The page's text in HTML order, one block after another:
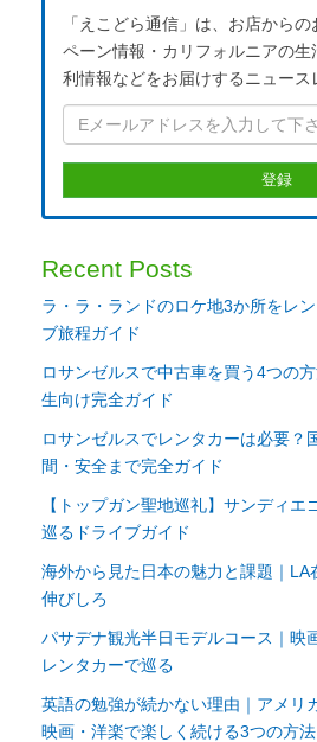
「えこどら通信」は、お店から
ペーン情報・カリフォルニアの
利情報などをお届けするニュース
Recent Posts
ラ・ラ・ランドのロケ地3か所をレ
ブ旅程ガイド
ロサンゼルスで中古車を買う4つの
生向け完全ガイド
ロサンゼルスでレンタカーは必要？
間・安全まで完全ガイド
【トップガン聖地巡礼】サンディ
巡るドライブガイド
海外から見た日本の魅力と課題｜LA
伸びしろ
パサデナ観光半日モデルコース｜映
レンタカーで巡る
英語の勉強が続かない理由｜アメリ
映画・洋楽で楽しく続ける3つの方法